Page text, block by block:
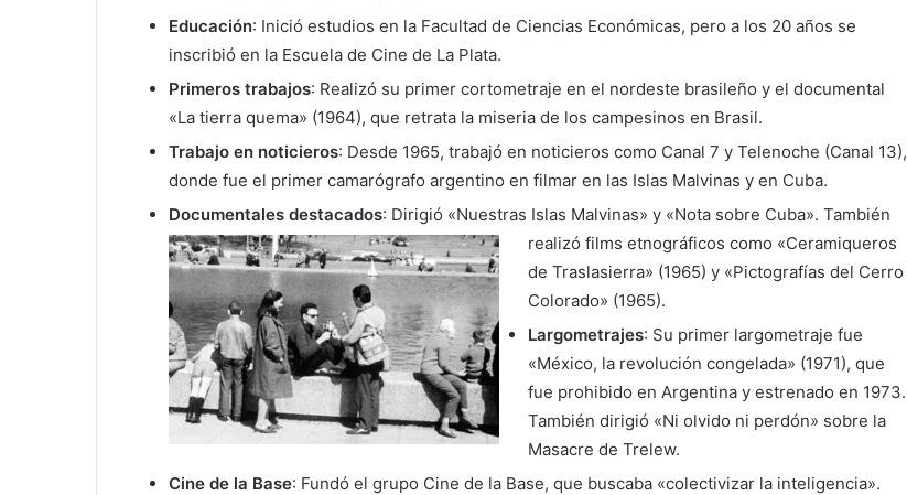
Educación: Inició estudios en la Facultad de Ciencias Económicas, pero a los 20 años se
inscribió en la Escuela de Cine de La Plata.
Primeros trabajos: Realizó su primer cortometraje en el nordeste brasileño y el documental
«La tierra quema» (1964), que retrata la miseria de los campesinos en Brasil.
Trabajo en noticieros: Desde 1965, trabajó en noticieros como Canal 7 y Telenoche (Canal 13),
donde fue el primer camarógrafo argentino en filmar en las Islas Malvinas y en Cuba.
Documentales destacados: Dirigió «Nuestras Islas Malvinas» y «Nota sobre Cuba». También
realizó films etnográficos como «Ceramiqueros
de Traslasierra» (1965) y «Pictografías del Cerro
Colorado» (1965).
Largometrajes: Su primer largometraje fue
«México, la revolución congelada» (1971), que
fue prohibido en Argentina y estrenado en 1973.
También dirigió «Ni olvido ni perdón» sobre la
Masacre de Trelew.
Cine de la Base: Fundó el grupo Cine de la Base, que buscaba «colectivizar la inteligencia».